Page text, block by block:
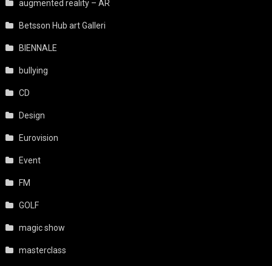
augmented reality – AR
Betsson Hub art Galleri
BIENNALE
bullying
CD
Design
Eurovision
Event
FM
GOLF
magic show
masterclass